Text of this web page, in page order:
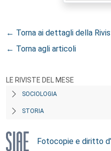
← Torna ai dettagli della
← Torna agli articoli
LE RIVISTE DEL MESE
SOCIOLOGIA
STORIA
Fotocopie e diritto